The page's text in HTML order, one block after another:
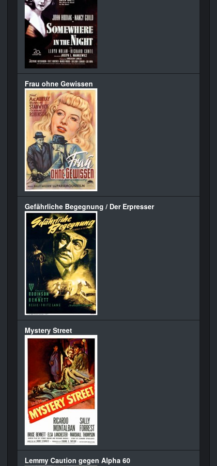
Frau ohne Gewissen
Gefährliche Begegnung / Der Erpresser
Mystery Street
Lemmy Caution gegen Alpha 60